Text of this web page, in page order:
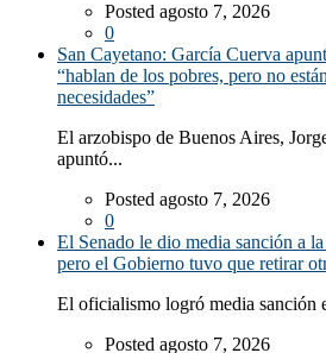
Posted agosto 7, 2026
0
San Cayetano: García Cuerva
“hablan de los pobres, pero no
necesidades”
El arzobispo de Buenos Aires,
apuntó...
Posted agosto 7, 2026
0
El Senado le dio media sanción a
pero el Gobierno tuvo que retirar
El oficialismo logró media sanción
Posted agosto 7, 2026